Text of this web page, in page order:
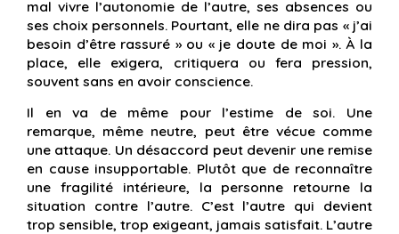
mal vivre l’autonomie de l’autre, ses absences ou
ses choix personnels. Pourtant, elle ne dira pas « j’ai
besoin d’être rassuré » ou « je doute de moi ». À la
place, elle exigera, critiquera ou fera pression,
souvent sans en avoir conscience.
Il en va de même pour l’estime de soi. Une
remarque, même neutre, peut être vécue comme
une attaque. Un désaccord peut devenir une remise
en cause insupportable. Plutôt que de reconnaître
une fragilité intérieure, la personne retourne la
situation contre l’autre. C’est l’autre qui devient
trop sensible, trop exigeant, jamais satisfait. L’autre